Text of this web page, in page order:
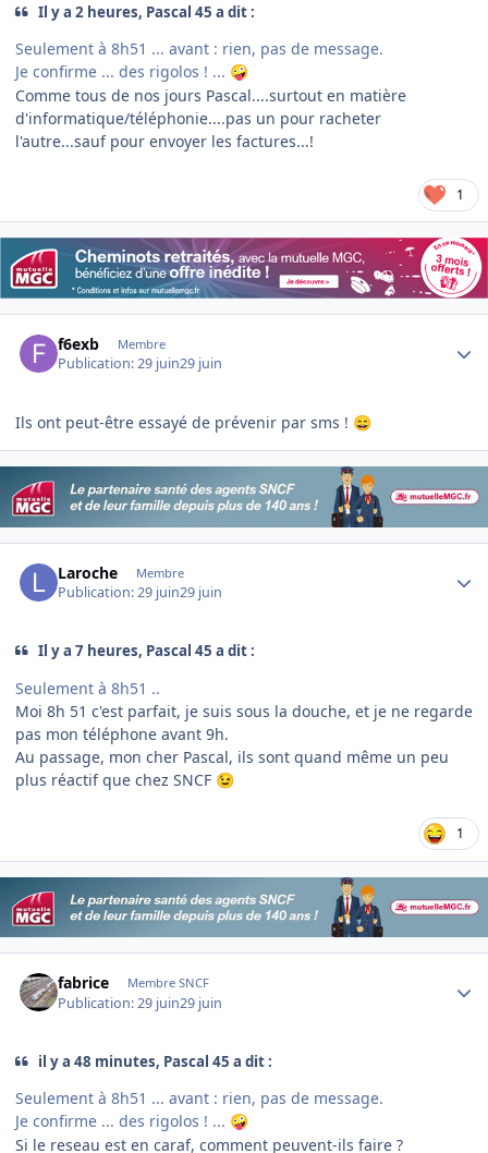
Il y a 2 heures, Pascal 45 a dit :
Seulement à 8h51 ... avant : rien, pas de message.
Je confirme ... des rigolos ! ... 🤪
Comme tous de nos jours Pascal....surtout en matière
d'informatique/téléphonie....pas un pour racheter
l'autre...sauf pour envoyer les factures...!
1
f6exb Membre
Publication:29 juin29 juin
Ils ont peut-être essayé de prévenir par sms ! 😄
Laroche Membre
Publication:29 juin29 juin
Il y a 7 heures, Pascal 45 a dit :
Seulement à 8h51 ..
Moi 8h 51 c'est parfait, je suis sous la douche, et je ne regarde
pas mon téléphone avant 9h.
Au passage, mon cher Pascal, ils sont quand même un peu
plus réactif que chez SNCF 😉
1
fabrice Membre SNCF
Publication:29 juin29 juin
il y a 48 minutes, Pascal 45 a dit :
Seulement à 8h51 ... avant : rien, pas de message.
Je confirme ... des rigolos ! ... 🤪
Si le reseau est en caraf, comment peuvent-ils faire ?